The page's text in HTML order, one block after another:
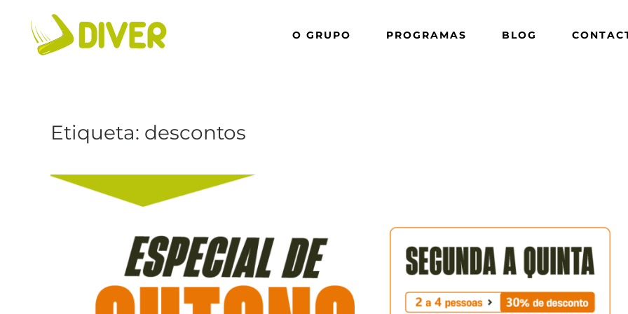
O GRUPO PROGRAMAS BLOG
Etiqueta: descontos